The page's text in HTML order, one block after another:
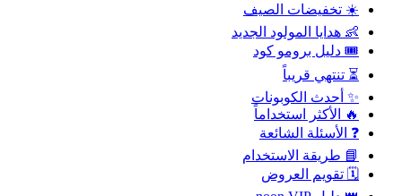
☀️ تخفيضات الصيف
👶 هدايا المولود الجديد
🎟️ دليل برومو كود
⏳ تنتهي قريباً
✨ أحدث الكوبونات
🔥 الأكثر استخداماً
❓ الأسئلة الشائعة
📘 طريقة الاستخدام
🗓️ تقويم العروض